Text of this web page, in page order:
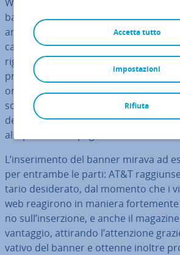
banner era il grande gruppo di
americano AT&T. Accanto alla
caratteri colorati “Have you ever
right HERE?” (avete mai cliccato con
proprio qui?), l’in­ser­zio­ne conteneva
orientata alla profetica risposta “YOU
scritta con lettere bianche. Sebbene
dell’azienda, lo slogan “YOU WILL”
all’epoca la campagna te­le­vi­si­va del
L’in­se­ri­men­to del banner mirava ad
per entrambe le parti: AT&T
ta­rio de­si­de­ra­to, dal momento che i
web reagirono in maniera
no sull’in­ser­zio­ne, e anche il
vantaggio, attirando l’at­ten­zio­ne
va­ti­vo del banner e ottenne inoltre
Accetta tutto
Rifiuta
impostazioni